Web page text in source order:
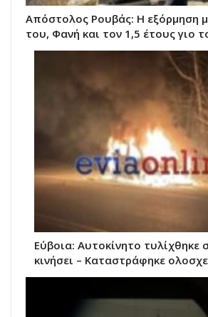
Απόστολος Ρουβάς: Η εξόρμηση
του, Φανή και τον 1,5 έτους γιο
Εύβοια: Αυτοκίνητο τυλίχθηκε
κινήσει – Καταστράφηκε